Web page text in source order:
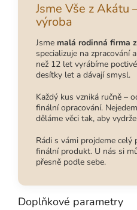
Jsme Vše z Akátu
výroba
Jsme malá rodinná firma
specializuje na zpracování
než 12 let vyrábíme
desítky let a dávají smysl.
Každý kus vzniká ručně –
finální opracování.
děláme věci tak, aby
Rádi s vámi projdeme celý
finální produkt. U nás si
přesně podle sebe.
Doplňkové parametry